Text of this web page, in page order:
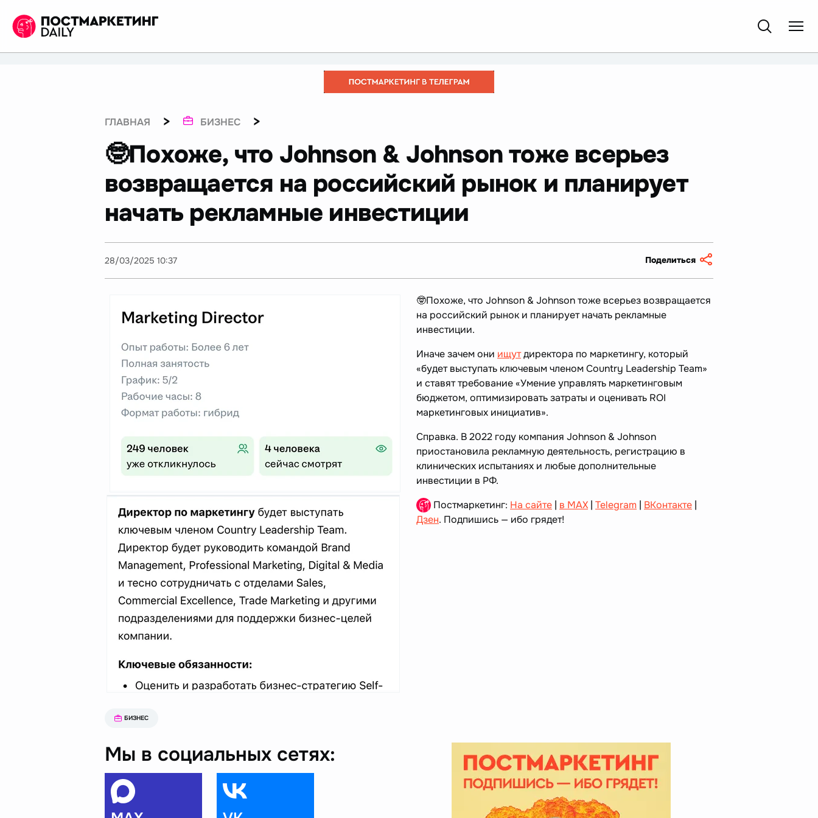
ГЛАВНАЯ > БИЗНЕС >
🤓Похоже, что Johnson & Johnson тоже всерьез
возвращается на российский рынок и планирует
начать рекламные инвестиции
28/03/2025 10:37 Поделиться
🤓Похоже, что Johnson & Johnson тоже всерьез возвращается
на российский рынок и планирует начать рекламные
инвестиции.
Иначе зачем они ищутдиректора по маркетингу, который
«будет выступать ключевым членом Country Leadership Team»
и ставят требование «Умение управлять маркетинговым
бюджетом, оптимизировать затраты и оценивать ROI
маркетинговых инициатив».
Справка. В 2022 году компания Johnson & Johnson
приостановила рекламную деятельность, регистрацию в
клинических испытаниях и любые дополнительные
инвестиции в РФ.
Постмаркетинг: На сайте | в MAX | Telegram | ВКонтакте |
Дзен. Подпишись — ибо грядет!
БИЗНЕС
Мы в социальных сетях: